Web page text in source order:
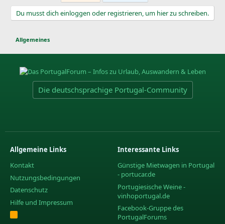
Du musst dich einloggen oder registrieren, um hier zu schreiben.
Allgemeines
Die deutschsprachige Portugal-Community
Allgemeine Links
Kontakt
Nutzungsbedingungen
Datenschutz
Hilfe und Impressum
R
Interessante Links
Günstige Mietwagen in Portugal
- portucar.de
Portugiesische Weine -
vinhoportugal.de
Facebook-Gruppe des
PortugalForums